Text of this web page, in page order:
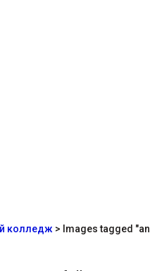
колледж > Images tagged